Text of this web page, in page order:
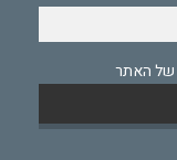
של האתר